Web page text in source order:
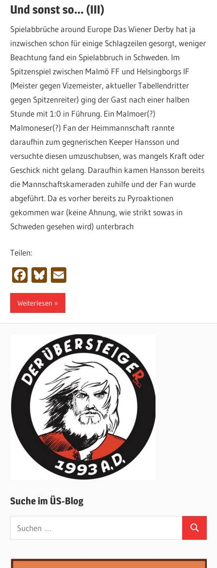
Und sonst so… (III)
Spielabbrüche around Europe Das Wiener Derby hat ja
inzwischen schon für einige Schlagzeilen gesorgt, weniger
Beachtung fand ein Spielabbruch in Schweden. Im
Spitzenspiel zwischen Malmö FF und Helsingborgs IF
(Meister gegen Vizemeister, aktueller Tabellendritter
gegen Spitzenreiter) ging der Gast nach einer halben
Stunde mit 1:0 in Führung. Ein Malmoer(?)
Malmoneser(?) Fan der Heimmannschaft rannte
daraufhin zum gegnerischen Keeper Hansson und
versuchte diesen umzuschubsen, was mangels Kraft oder
Geschick nicht gelang. Daraufhin kamen Hansson bereits
die Mannschaftskameraden zuhilfe und der Fan wurde
abgeführt. Da es vorher bereits zu Pyroaktionen
gekommen war (keine Ahnung, wie strikt sowas in
Schweden gesehen wird) unterbrach
Teilen:
Facebook
Bluesky
Weiterlesen
Suche im ÜS-Blog
Suchen